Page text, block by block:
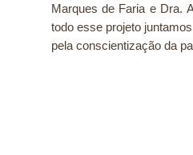
Marques de Faria e Dra.
todo esse projeto
pela conscientização da